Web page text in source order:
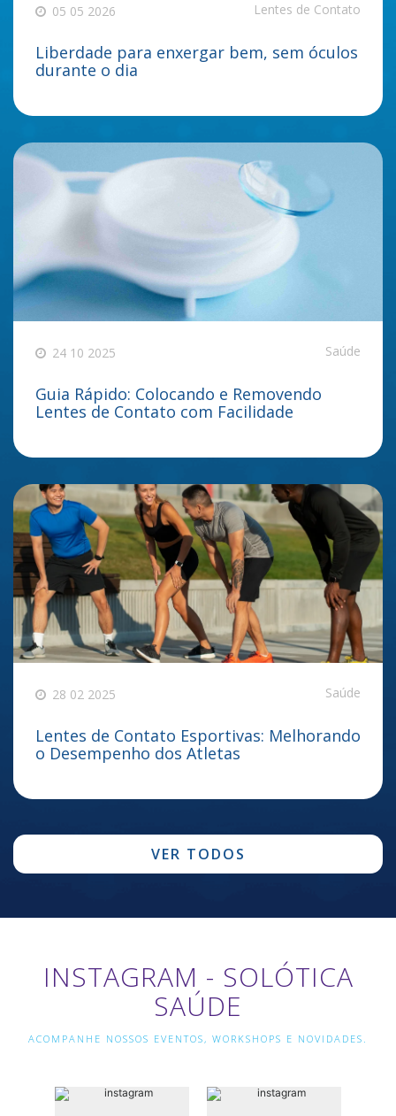
05 05 2026 Lentes de Contato
Liberdade para enxergar bem, sem óculos
durante o dia
24 10 2025 Saúde
Guia Rápido: Colocando e Removendo
Lentes de Contato com Facilidade
28 02 2025 Saúde
Lentes de Contato Esportivas: Melhorando
o Desempenho dos Atletas
VER TODOS
INSTAGRAM - SOLÓTICA
SAÚDE
ACOMPANHE NOSSOS EVENTOS, WORKSHOPS E NOVIDADES.